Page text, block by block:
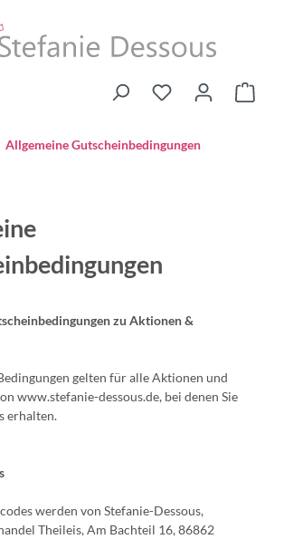
Allgemeine Gutscheinbedingungen
zu Aktionen &
gelten für alle Aktionen und
www.stefanie-dessous.de, bei denen Sie
erhalten.
werden von Stefanie-Dessous,
Theileis, Am Bachteil 16, 86862